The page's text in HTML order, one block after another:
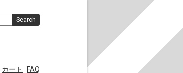
カート FAQ
Search